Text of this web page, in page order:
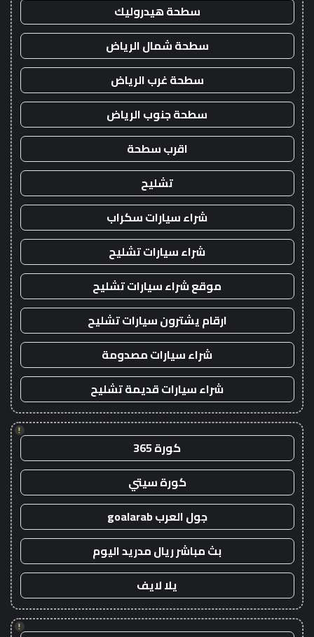
سطحة هيدروليك
سطحة شمال الرياض
سطحة غرب الرياض
سطحة جنوب الرياض
اقرب سطحة
تشليح
شراء سيارات سكراب
شراء سيارات تشليح
موقع شراء سيارات تشليح
ارقام يشترون سيارات تشليح
شراء سيارات مصدومة
شراء سيارات قديمة تشليح
!
كورة 365
كورة سيتي
جول العرب goalarab
بث مباشر ريال مدريد اليوم
يلا لايف
!